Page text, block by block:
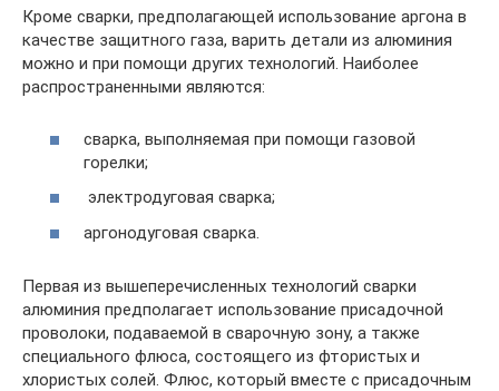
Кроме сварки, предполагающей использование аргона в
качестве защитного газа, варить детали из алюминия
можно и при помощи других технологий. Наиболее
распространенными являются:
сварка, выполняемая при помощи газовой
горелки;
электродуговая сварка;
аргонодуговая сварка.
Первая из вышеперечисленных технологий сварки
алюминия предполагает использование присадочной
проволоки, подаваемой в сварочную зону, а также
специального флюса, состоящего из фтористых и
хлористых солей. Флюс, который вместе с присадочным